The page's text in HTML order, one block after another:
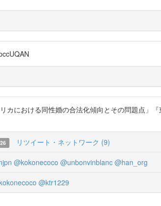
における同性婚の合法化傾向とその問題点」『
リツイート・ネットワーク (9)
@kokonecoco @unbonvinblanc @han_org
@ktr1229